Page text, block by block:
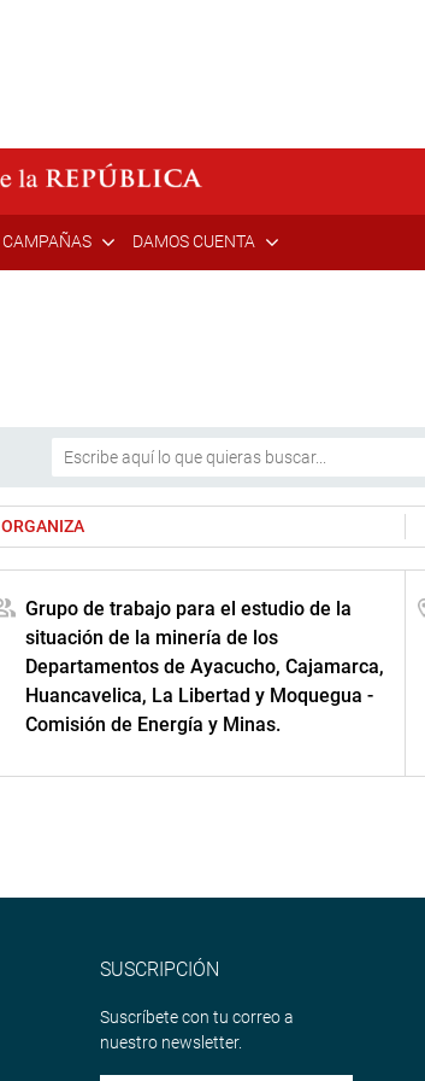
CAMPAÑAS DAMOS CUENTA
ORGANIZA
Grupo de trabajo para el estudio de la
situación de la minería de los
Departamentos de Ayacucho, Cajamarca,
Huancavelica, La Libertad y Moquegua -
Comisión de Energía y Minas.
SUSCRIPCIÓN
Suscríbete con tu correo a
nuestro newsletter.